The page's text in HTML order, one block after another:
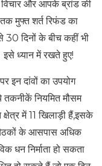
और आपके ब्रांड की
मुफ्त शर्त रिफंड का
30 दिनों के बीच कहीं भी
इसे ध्यान में रखते हुए!
इन दांवों का उपयोग
नियमित मौसम
में 11 खिलाड़ी हैं,इसके
बैठकों के आसपास अधिक
धन निर्माता हो सकता